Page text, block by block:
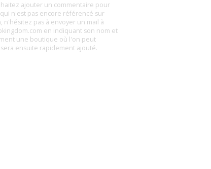
ajouter un commentaire pour
n'est pas encore référencé sur
n'hésitez pas à envoyer un mail à
en indiquant son nom et
une boutique où l'on peut
ensuite rapidement ajouté.